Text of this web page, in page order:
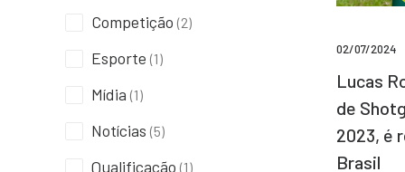
Competição (2)
Esporte (1)
Mídia (1)
Notícias (5)
Qualificação (1)
02/07/2024
Lucas
de
2023, é
Brasil